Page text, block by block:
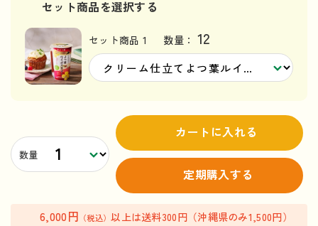
セット商品を選択する
セット商品 1 数量： 12
数量
カートに入れる
定期購入する
6,000円 （税込）以上は送料300円（沖縄県のみ1,500円）